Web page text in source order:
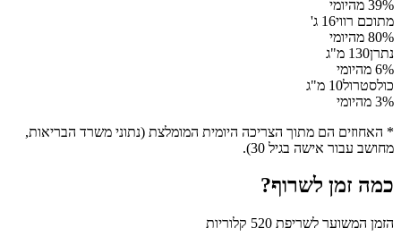
39% מהיומי
מתוכם רווי16 ג'
80% מהיומי
נתרן130 מ"ג
6% מהיומי
כולסטרול10 מ"ג
3% מהיומי
* האחוזים הם מתוך הצריכה היומית המומלצת (נתוני משרד הבריאות,
מחושב עבור אישה בגיל 30).
כמה זמן לשרוף?
הזמן המשוער לשריפת 520 קלוריות